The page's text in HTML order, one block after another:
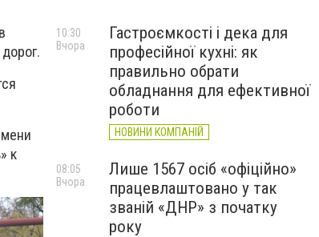
к
Гастроємкості і дека для
професійної кухні: як
правильно обрати
обладнання для ефективної
роботи
НОВИНИ КОМПАНІЙ
10:30
Вчора
Лише 1567 осіб «офіційно»
працевлаштовано у так
званій «ДНР» з початку
року
08:05
Вчора